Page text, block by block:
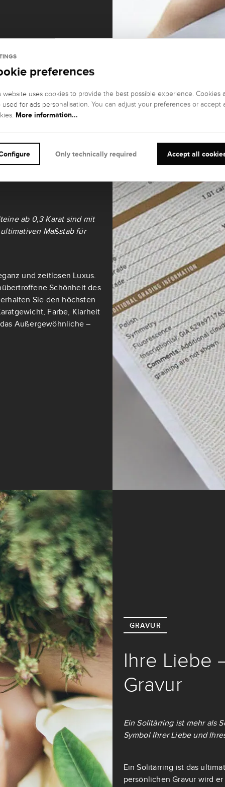
ab 0,3 Karat sind mit
Maßstab für
und zeitlosen Luxus.
Schönheit des
Sie den höchsten
Farbe, Klarheit
Außergewöhnliche –
GRAVUR
Ihre Liebe
Gravur
Ein Solitärring ist mehr als
Symbol Ihrer Liebe und
Ein Solitärring ist das
persönlichen Gravur wird
preferences
website uses cookies to provide the best possible experience. Cookies
used for ads personalisation. You can adjust your preferences or accept
More information...
Accept all
Only technically required